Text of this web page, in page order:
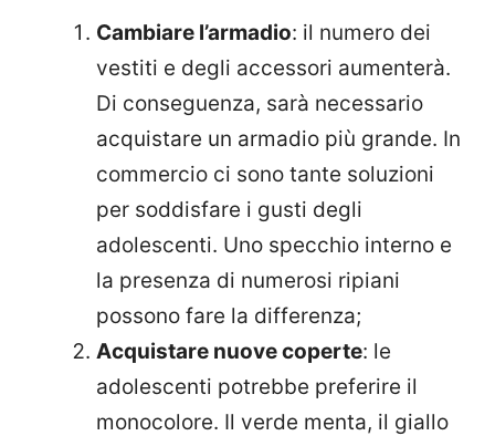
Cambiare l’armadio: il numero dei
vestiti e degli accessori aumenterà.
Di conseguenza, sarà necessario
acquistare un armadio più grande. In
commercio ci sono tante soluzioni
per soddisfare i gusti degli
adolescenti. Uno specchio interno e
la presenza di numerosi ripiani
possono fare la differenza;
Acquistare nuove coperte: le
adolescenti potrebbe preferire il
monocolore. Il verde menta, il giallo